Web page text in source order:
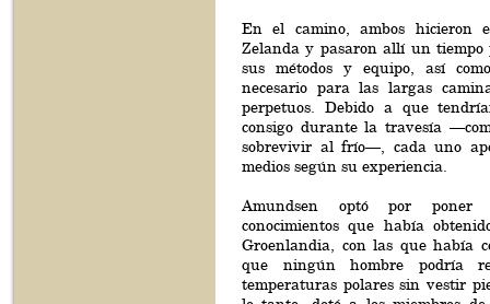
En el camino, ambos hicieron
Zelanda y pasaron allí un tiempo
sus métodos y equipo, así
necesario para las largas
perpetuos. Debido a que
consigo durante la travesía
sobrevivir al frío—, cada uno
medios según su experiencia.
Amundsen optó por
conocimientos que había
Groenlandia, con las que había
que ningún hombre podría
temperaturas polares sin vestir